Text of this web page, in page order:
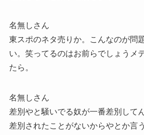
名無しさん
東スポのネタ売りか。こんなのが問
い。笑ってるのはお前らでしょうメ
たら。
名無しさん
差別やと騒いでる奴が一番差別して
差別されたことがないからやとか言